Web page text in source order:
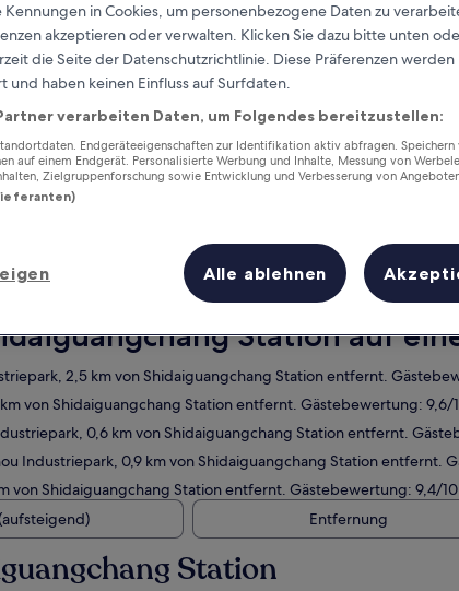
Verdiene Prämien für jede
wahrgenommene Übernachtung
Nächstes Wochenende
14. Aug. - 16. Aug.
Station auf
2,5 km von Shidaiguangchang Station entfernt.
von Shidaiguangchang Station entfernt. Gästebewertung:
0,6 km von Shidaiguangchang Station entfernt.
Industriepark, 0,9 km von Shidaiguangchang Station entfernt.
von Shidaiguangchang Station entfernt. Gästebewertung: 9,4/
Entfernung
Station
in Cookies, um personenbezogene Daten zu
akzeptieren oder verwalten. Klicken Sie dazu bitte unten
die Seite der Datenschutzrichtlinie. Diese Präferenzen werden
und haben keinen Einfluss auf Surfdaten.
verarbeiten Daten, um Folgendes bereitzustellen:
Endgeräteeigenschaften zur Identifikation aktiv abfragen.
auf einem Endgerät. Personalisierte Werbung und Inhalte, Messung von
Zielgruppenforschung sowie Entwicklung und Verbesserung von
Alle ablehnen